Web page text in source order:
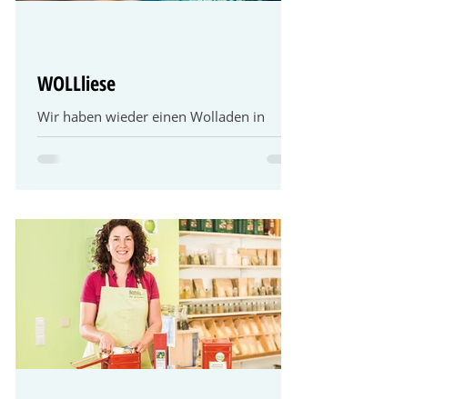
WOLLliese
Wir haben wieder einen Wolladen in
Kitzingen. Nach der Geschäftsaufgabe des